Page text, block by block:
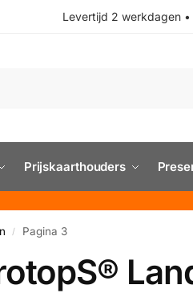
Levertijd 2 werkdagen
Prijskaarthouders
/ Pagina 3